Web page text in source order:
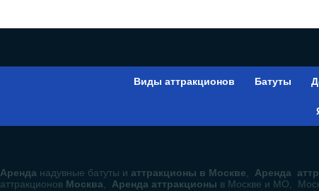
Виды аттракционов Батуты
Аренда надувные батуты и аттракционы в Москве Аренда
аттракционов Москва Аренда аттракционы в Москве и МО,